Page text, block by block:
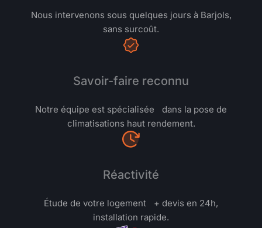
Nous intervenons sous quelques jours à Barjols,
sans surcoût.
Savoir-faire reconnu
Notre équipe est spécialisée dans la pose de
climatisations haut rendement.
Réactivité
Étude de votre logement + devis en 24h,
installation rapide.